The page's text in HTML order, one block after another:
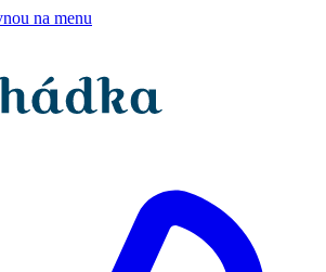
na menu